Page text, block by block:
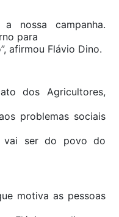
nossa campanha.
para
afirmou Flávio Dino.
dos Agricultores,
problemas sociais
vai ser do povo do
motiva as pessoas